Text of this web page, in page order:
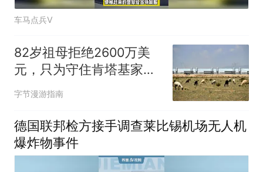
车马点兵V
82岁祖母拒绝2600万美
元，只为守住肯塔基家族
农场
字节漫游指南
德国联邦检方接手调查莱比锡机场无人机
爆炸物事件